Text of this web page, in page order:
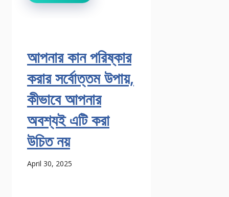
আপনার কান পরিষ্কার
করার সর্বোত্তম উপায়,
কীভাবে আপনার
অবশ্যই এটি করা
উচিত নয়
April 30, 2025